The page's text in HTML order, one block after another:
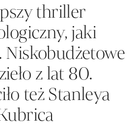
thriller
jaki
Niskobudżetowe
z lat 80.
też Stanleya